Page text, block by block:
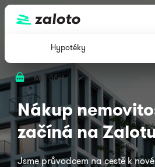
Hypotéky
Můj účet
Nákup
začíná na
Jsme průvodcem na cestě k